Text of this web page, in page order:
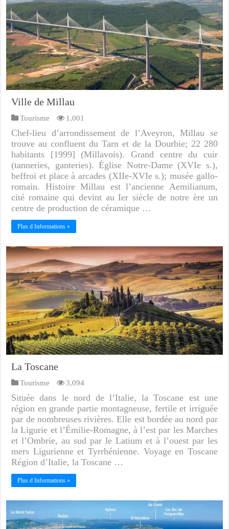
Ville de Millau
Tourisme 1,001
Chef-lieu d’arrondissement de l’Aveyron, Millau se
trouve au confluent du Tarn et de la Dourbie; 22 280
habitants [1999] (Millavois). Grand centre du cuir
(tanneries, ganteries). Église Notre-Dame (XVIe s.),
beffroi et place à arcades (XIIe-XVIe s.); musée gallo-
romain. Histoire Millau est l’ancienne Aemilianum,
cité romaine qui devint au Ier siècle de notre ère un
centre de production de céramique …
Plus d Informations »
La Toscane
Tourisme 3,094
Située dans le nord de l’Italie, la Toscane est une
région en grande partie montagneuse, fertile et irriguée
par de nombreuses rivières. Elle est bordée au nord par
la Ligurie et l’Émilie-Romagne, à l’est par les Marches
et l’Ombrie, au sud par le Latium et à l’ouest par les
mers Ligurienne et Tyrrhénienne. Voyage en Toscane
Région d’Italie, la Toscane …
Plus d Informations »